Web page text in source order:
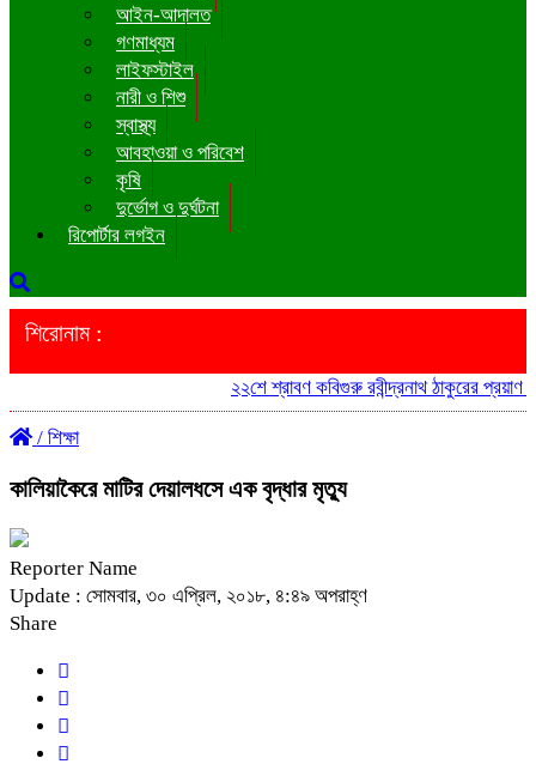
আইন-আদালত
গণমাধ্যম
লাইফস্টাইল
নারী ও শিশু
স্বাস্থ্য
আবহাওয়া ও পরিবেশ
কৃষি
দুর্ভোগ ও দুর্ঘটনা
রিপোর্টার লগইন
শিরোনাম :
২২শে শ্রাবণ কবিগুরু রবীন্দ্রনাথ ঠাকুরের প্রয়াণ
/ শিক্ষা
কালিয়াকৈরে মাটির দেয়ালধসে এক বৃদ্ধার মৃত্যু
Reporter Name
Update : সোমবার, ৩০ এপ্রিল, ২০১৮, ৪:৪৯ অপরাহ্ণ
Share